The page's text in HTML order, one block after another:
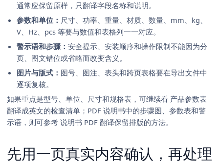
通常应保留原样，只翻译字段名称和说明。
参数和单位： 尺寸、功率、重量、材质、数量、mm、kg、
V、Hz、pcs 等要与数值和表格列一一对应。
警示语和步骤： 安全提示、安装顺序和操作限制不能因为分
页、图文错位或省略而改变含义。
图片与版式： 图号、图注、表头和跨页表格要在导出文件中
逐项复核。
如果重点是型号、单位、尺寸和规格表，可继续看 产品参数表
翻译成英文的检查清单 ；PDF 说明书中的步骤图、参数表和警
示语，则可参考 说明书 PDF 翻译保留排版的方法。
先用一页真实内容确认，再处理